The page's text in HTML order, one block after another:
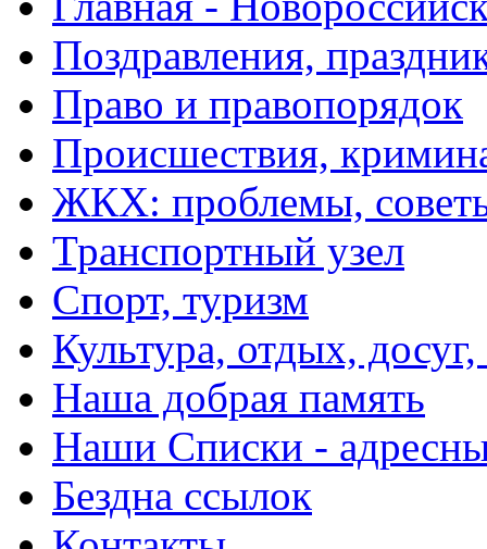
Поздравления,
Право и правопорядок
Происшествия,
ЖКХ: проблемы,
Транспортный узел
Спорт, туризм
Культура, отдых,
Наша добрая память
Наши Списки -
Бездна ссылок